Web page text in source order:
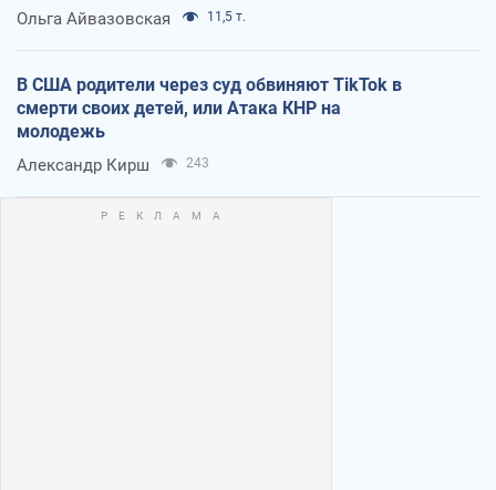
Ольга Айвазовская 11,5 т.
В США родители через суд обвиняют TikTok в
смерти своих детей, или Атака КНР на
молодежь
Александр Кирш 243